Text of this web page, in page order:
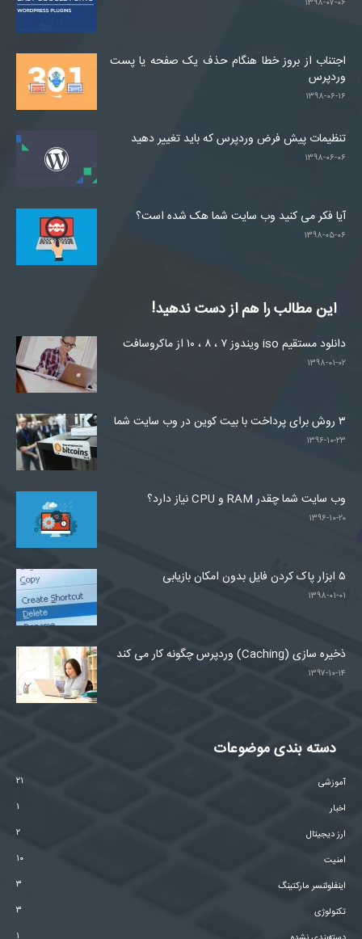
۱۳۹۸-۰۷-۰۶
اجتناب از بروز خطا هنگام حذف یک صفحه یا پست
وردپرس
۱۳۹۸-۰۶-۱۶
تنظیمات پیش فرض وردپرس که باید تغییر دهید
۱۳۹۸-۰۶-۰۶
آیا فکر می کنید وب سایت شما هک شده است؟
۱۳۹۸-۰۵-۰۶
این مطالب را هم از دست ندهید!
دانلود مستقیم iso ویندوز ۷ ، ۸ ، ۱۰ از ماکروسافت
۱۳۹۸-۰۱-۰۲
۳ روش برای پرداخت با بیت کوین در وب سایت شما
۱۳۹۶-۱۰-۲۳
وب سایت شما چقدر RAM و CPU نیاز دارد؟
۱۳۹۶-۱۰-۲۰
۵ ابزار پاک کردن فایل بدون امکان بازیابی
۱۳۹۸-۰۱-۰۱
ذخیره سازی (Caching) وردپرس چگونه کار می کند
۱۳۹۷-۱۰-۱۴
دسته بندی موضوعات
آموزشی
۲۱
اخبار
۱
ارز دیجیتال
۲
امنیت
۱۰
اینفلوئنسر مارکتینگ
۳
تکنولوژی
۳